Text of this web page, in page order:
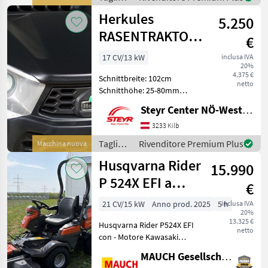
Gras
e
macchine
da
giardinaggio
Macchina nuova
Herkules
RASENTRAKTOR
HT 102-21 HD
NEO
5.250
€
inclusa IVA
20%
4.375 €
netto
17 CV/13 kW
Schnittbreite: 102cm
Schnitthöhe: 25-80mm
Fangbox: 320l Tagliaerba e
macchine da giardinaggio
Trattorino da prato
Steyr Center NÖ-West - Standort Kilb
3233 Kilb
Tagliaerba
e
macchine
da
giardinaggio
/
Rivenditore Premium Plus
Husqvarna Rider
P 524X EFI a
trazione
integrale con
piatto di taglio
137X, modello
15.990
€
inclusa IVA
20%
13.325 €
netto
21 CV/15 kW Anno prod. 2025
5 h
Husqvarna Rider P524X EFI
con - Motore Kawasaki
iniezione diretta - Trazione
MAUCH Gesellschaft m.b.H. & Co.KG